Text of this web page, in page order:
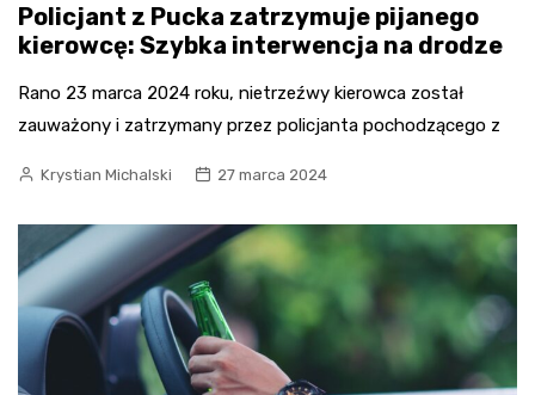
Policjant z Pucka zatrzymuje pijanego
kierowcę: Szybka interwencja na drodze
Rano 23 marca 2024 roku, nietrzeźwy kierowca został
zauważony i zatrzymany przez policjanta pochodzącego z
Krystian Michalski 27 marca 2024